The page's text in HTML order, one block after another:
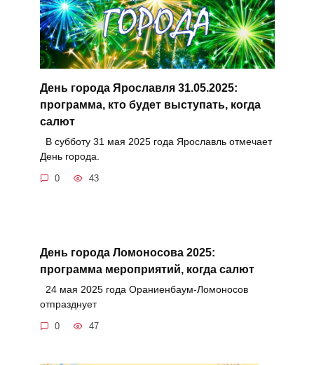
День города Ярославля 31.05.2025:
программа, кто будет выступать, когда
салют
В субботу 31 мая 2025 года Ярославль отмечает
День города.
0 43
День города Ломоносова 2025:
программа мероприятий, когда салют
24 мая 2025 года Ораниенбаум-Ломоносов
отпразднует
0 47